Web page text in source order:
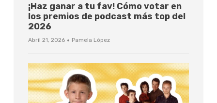
¡Haz ganar a tu fav! Cómo votar en
los premios de podcast más top del
2026
Abril 21, 2026 · Pamela López